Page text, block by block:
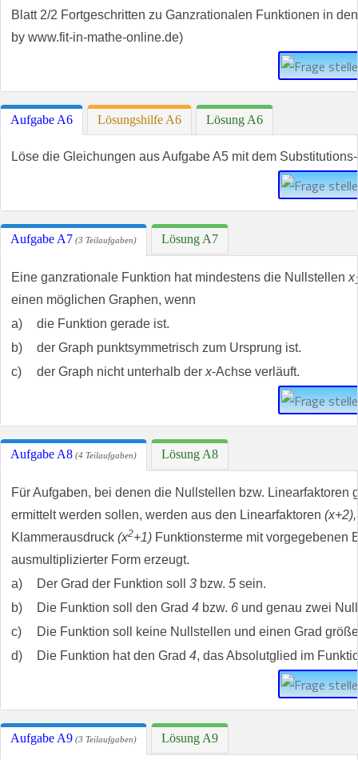
Aufgabe A6 Lösungshilfe A6 Lösung A6
Löse die Gleichungen aus Aufgabe A5 mit dem
Aufgabe A7 (3 Teilaufgaben) Lösung A7
Eine ganzrationale Funktion hat mindestens die Nullstellen x
einen möglichen Graphen, wenn
a)
die Funktion gerade ist.
b)
der Graph punktsymmetrisch zum Ursprung ist.
c)
der Graph nicht unterhalb der x-Achse verläuft.
Aufgabe A8 (4 Teilaufgaben) Lösung A8
Für Aufgaben, bei denen die Nullstellen bzw. Linearfaktoren
ermittelt werden sollen, werden aus den Linearfaktoren
Klammerausdruck (x2+1) Funktionsterme mit vorgegebenen
ausmultiplizierter Form erzeugt.
a)
Der Grad der Funktion soll 3 bzw. 5 sein.
b)
Die Funktion soll den Grad 4 bzw. 6 und genau zwei
c)
Die Funktion soll keine Nullstellen und einen Grad
d)
Die Funktion hat den Grad 4, das Absolutglied im
Aufgabe A9 (3 Teilaufgaben) Lösung A9